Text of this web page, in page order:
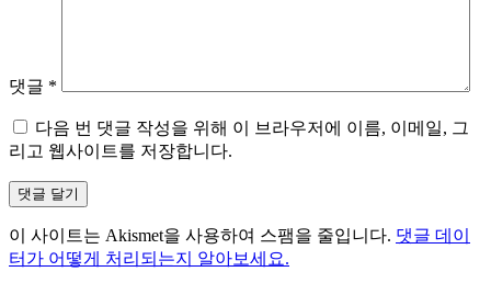
댓글 *
다음 번 댓글 작성을 위해 이 브라우저에 이름, 이메일, 그
리고 웹사이트를 저장합니다.
이 사이트는 Akismet을 사용하여 스팸을 줄입니다. 댓글 데이
터가 어떻게 처리되는지 알아보세요.